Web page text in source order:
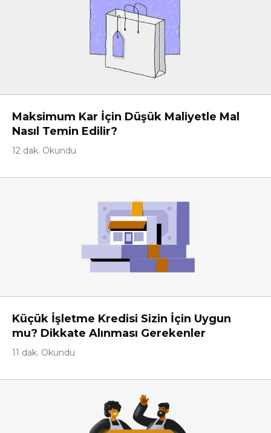
Maksimum Kar İçin Düşük Maliyetle Mal
Nasıl Temin Edilir?
12 dak. Okundu
Küçük İşletme Kredisi Sizin İçin Uygun
mu? Dikkate Alınması Gerekenler
11 dak. Okundu